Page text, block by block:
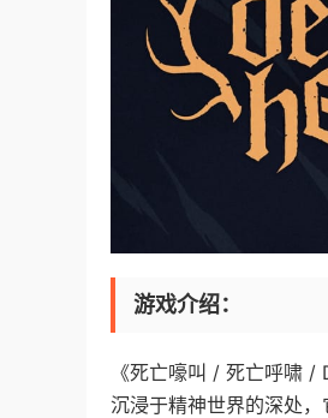
游戏介绍：
《死亡嚎叫 / 死亡呼啸 /
沉浸于精神世界的深处